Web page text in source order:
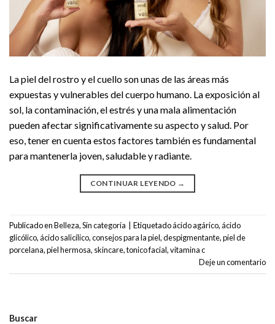
La piel del rostro y el cuello son unas de las áreas más
expuestas y vulnerables del cuerpo humano. La exposición al
sol, la contaminación, el estrés y una mala alimentación
pueden afectar significativamente su aspecto y salud. Por
eso, tener en cuenta estos factores también es fundamental
para mantenerla joven, saludable y radiante.
CONTINUAR LEYENDO →
Publicado enBelleza,Sin categoría Etiquetadoácido agárico,ácido
glicólico,ácido salicílico,consejos para la piel,despigmentante,piel de
porcelana,piel hermosa, skincare,tonico facial,vitamina c
Deje un comentario
Buscar